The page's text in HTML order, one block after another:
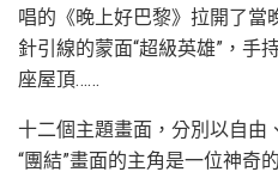
唱的《晚上好巴黎》拉開了當
針引線的蒙面“超級英雄”，手
座屋頂……
十二個主題畫面，分別以自由
“團結”畫面的主角是一位神奇